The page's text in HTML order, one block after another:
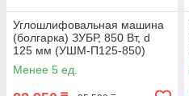
Углошлифовальная машина
(болгарка) ЗУБР, 850 Вт, d
125 мм (УШМ-П125-850)
Менее 5 ед.